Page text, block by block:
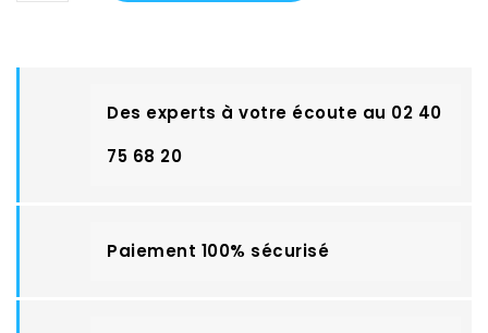
Des experts à votre écoute au 02 40
75 68 20
Paiement 100% sécurisé